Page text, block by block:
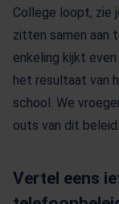
College loopt, zie
zitten samen aan
enkeling kijkt
het resultaat van
school. We
outs van dit beleid.
Vertel eens